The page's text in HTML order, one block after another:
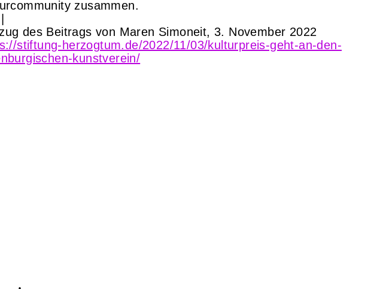
zusammen.
des Beitrags von Maren Simoneit, 3. November 2022
stiftung-herzogtum.de/2022/11/03/kulturpreis-geht-an-den-
kunstverein/